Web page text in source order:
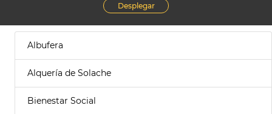
Desplegar
Albufera
Alquería de Solache
Bienestar Social